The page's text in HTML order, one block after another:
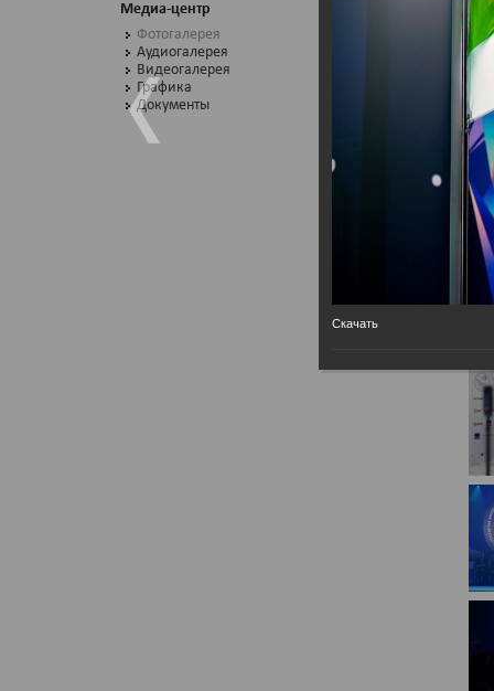
Медиа-центр
Фотогалерея
Аудиогалерея
Видеогалерея
Графика
Документы
Скачать